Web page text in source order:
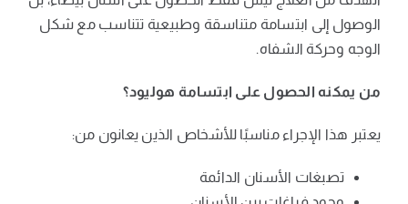
الوصول إلى ابتسامة متناسقة وطبيعية تتناسب مع شكل
الوجه وحركة الشفاه.
من يمكنه الحصول على ابتسامة هوليود؟
يعتبر هذا الإجراء مناسبًا للأشخاص الذين يعانون من:
تصبغات الأسنان الدائمة